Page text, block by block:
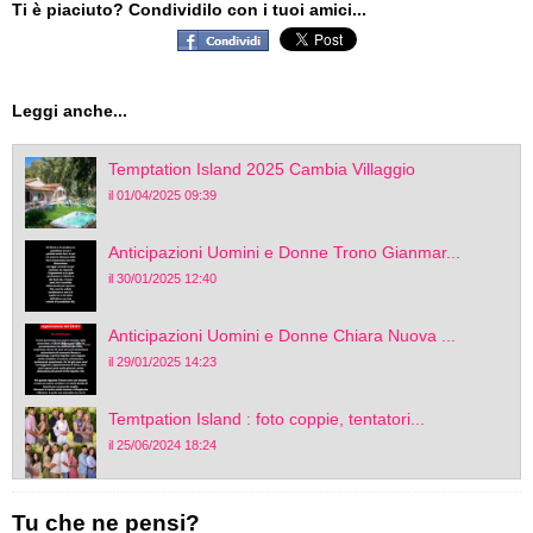
Ti è piaciuto? Condividilo con i tuoi amici...
Leggi anche...
Temptation Island 2025 Cambia Villaggio
il 01/04/2025 09:39
Anticipazioni Uomini e Donne Trono Gianmar...
il 30/01/2025 12:40
Anticipazioni Uomini e Donne Chiara Nuova ...
il 29/01/2025 14:23
Temtpation Island : foto coppie, tentatori...
il 25/06/2024 18:24
Tu che ne pensi?